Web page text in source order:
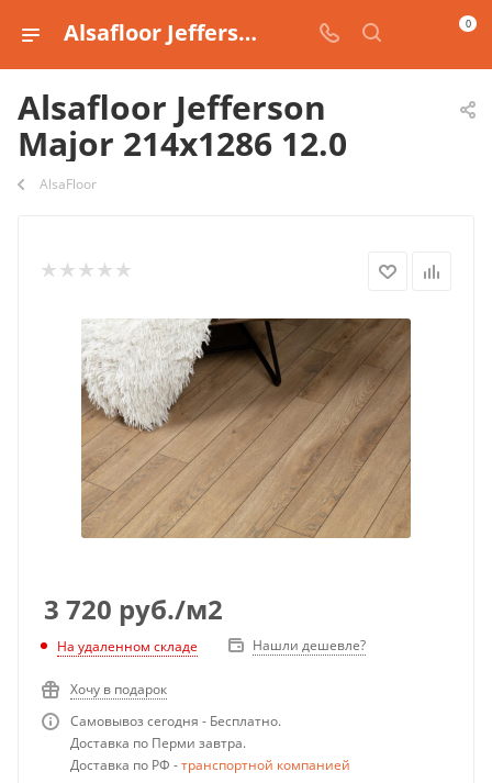
Alsafloor Jefferson Major 214х1286 12.0 купить 0
Alsafloor Jefferson
Major 214х1286 12.0
AlsaFloor
3 720 руб./м2
На удаленном складе Нашли дешевле?
Хочу в подарок
Самовывоз сегодня - Бесплатно.
Доставка по Перми завтра.
Доставка по РФ -транспортной компанией